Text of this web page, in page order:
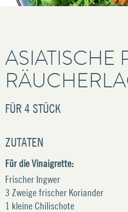
ASIATISCHE
FÜR 4 STÜCK
ZUTATEN
Für die Vinaigrette:
Frischer Ingwer
3 Zweige frischer Koriander
1 kleine Chilischote